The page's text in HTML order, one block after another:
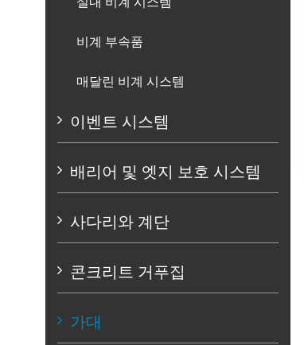
비계 부속품
매달린 비계 시스템
이벤트 시스템
배리어 및 엣지 보호 시스템
사다리와 계단
콘크리트 거푸집
가대